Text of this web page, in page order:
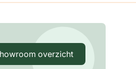
overzicht